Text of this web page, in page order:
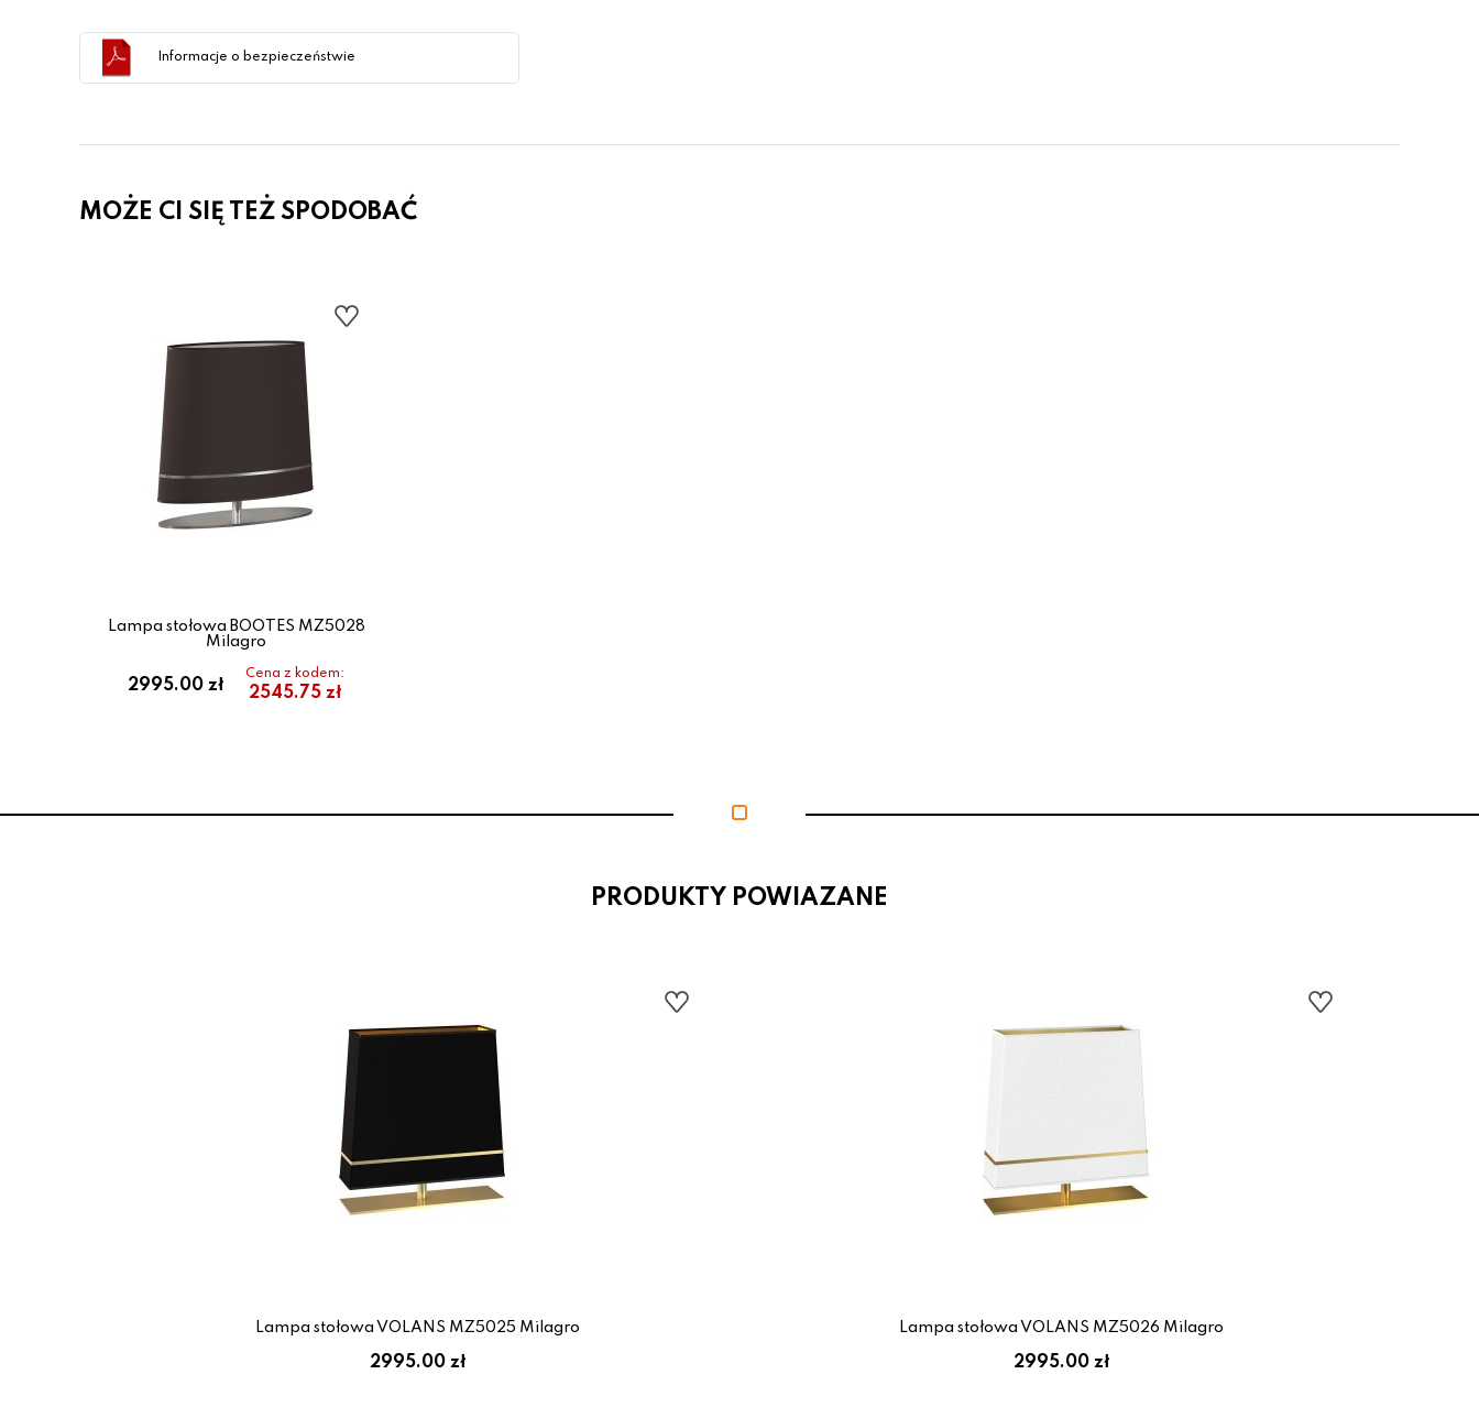
Informacje o bezpieczeństwie
MOŻE CI SIĘ TEŻ SPODOBAĆ
Lampa stołowa BOOTES MZ5028
Milagro
2995.00 zł
Cena z kodem:
2545.75 zł
PRODUKTY POWIAZANE
Lampa stołowa VOLANS MZ5025 Milagro
2995.00 zł
Lampa stołowa VOLANS MZ5026 Milagro
2995.00 zł